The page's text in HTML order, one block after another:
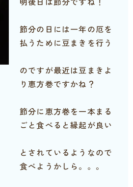
節分の日には一年の厄を
払うために豆まきを行う
のですが最近は豆まきよ
り恵方巻ですかね？
節分に恵方巻を一本まる
ごと食べると縁起が良い
とされているようなので
食べようかしら。。。